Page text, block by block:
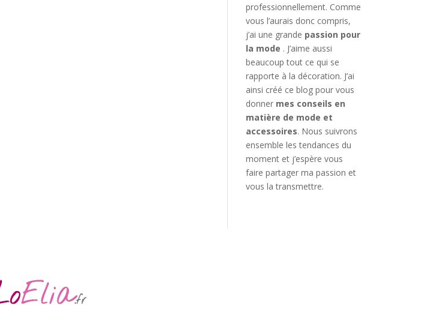
professionnellement. Comme
vous l’aurais donc compris,
j’ai une grande passion pour
la mode . J’aime aussi
beaucoup tout ce qui se
rapporte à la décoration. J’ai
ainsi créé ce blog pour vous
donner mes conseils en
matière de mode et
accessoires. Nous suivrons
ensemble les tendances du
moment et j’espère vous
faire partager ma passion et
vous la transmettre.